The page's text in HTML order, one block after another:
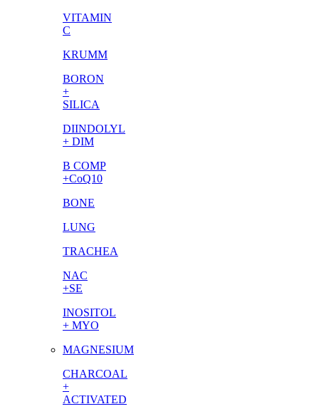
VITAMIN
C
KRUMM
BORON
+
SILICA
DIINDOLYL
+ DIM
B COMP
+CoQ10
BONE
LUNG
TRACHEA
NAC
+SE
INOSITOL
+ MYO
MAGNESIUM
CHARCOAL
+
ACTIVATED